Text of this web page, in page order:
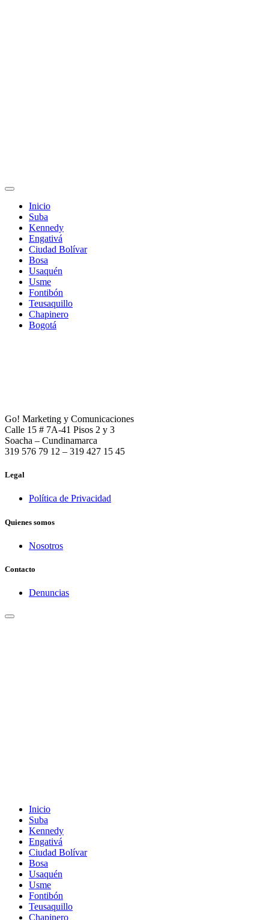
Inicio
Suba
Kennedy
Engativá
Ciudad Bolívar
Bosa
Usaquén
Usme
Fontibón
Teusaquillo
Chapinero
Bogotá
Go! Marketing y Comunicaciones
Calle 15 # 7A-41 Pisos 2 y 3
Soacha – Cundinamarca
319 576 79 12 – 319 427 15 45
Legal
Política de Privacidad
Quienes somos
Nosotros
Contacto
Denuncias
Inicio
Suba
Kennedy
Engativá
Ciudad Bolívar
Bosa
Usaquén
Usme
Fontibón
Teusaquillo
Chapinero